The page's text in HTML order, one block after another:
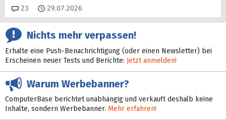
23 Kommentare
29.07.2026
Nichts mehr verpassen!
Erhalte eine Push-Benachrichtigung (oder einen Newsletter) bei
Erscheinen neuer Tests und Berichte: Jetzt anmelden!
Warum Werbebanner?
ComputerBase berichtet unabhängig und verkauft deshalb keine
Inhalte, sondern Werbebanner. Mehr erfahren!